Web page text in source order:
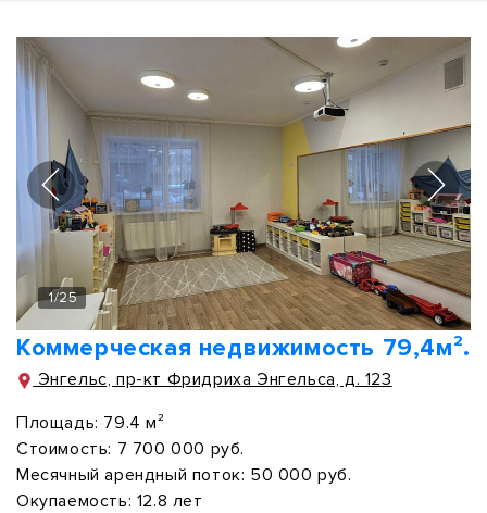
1/25
Коммерческая недвижимость 79,4м².
Энгельс, пр-кт Фридриха Энгельса, д. 123
Площадь: 79.4 м²
Стоимость: 7 700 000 руб.
Месячный арендный поток: 50 000 руб.
Окупаемость: 12.8 лет